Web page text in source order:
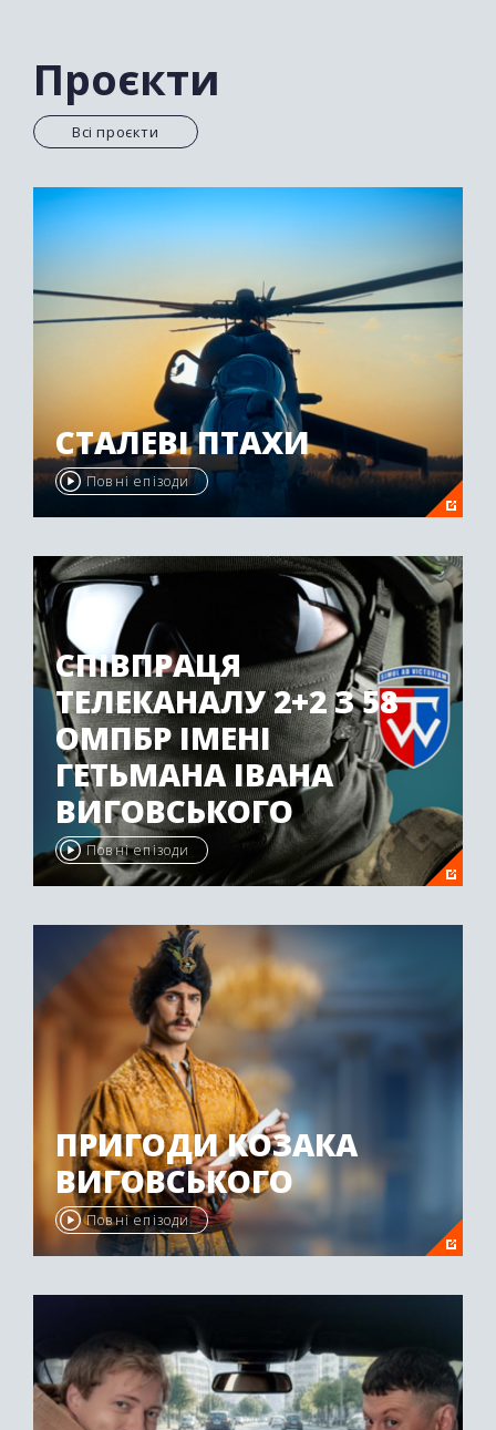
Проєкти
Всі проєкти
СТАЛЕВІ ПТАХИ
Повні епізоди
СПІВПРАЦЯ
ТЕЛЕКАНАЛУ 2+2 З 58
ОМПБР ІМЕНІ
ГЕТЬМАНА ІВАНА
ВИГОВСЬКОГО
Повні епізоди
ПРИГОДИ КОЗАКА
ВИГОВСЬКОГО
Повні епізоди